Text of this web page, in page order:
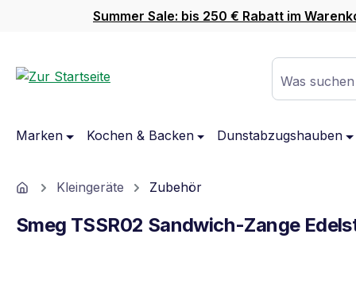
Hauptinhalt springen
Zur Suche springen
Zur Hauptnavigation springen
Summer Sale: bis 250 € Rabatt im
Was
Marken Kochen & Backen Dunstabzugshauben
HomeKleingeräte Zubehör
Smeg TSSR02 Sandwich-Zange